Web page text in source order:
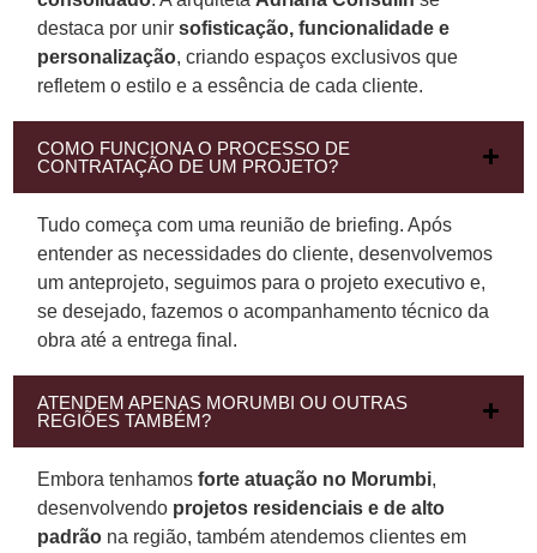
destaca por unir sofisticação, funcionalidade e
personalização, criando espaços exclusivos que
refletem o estilo e a essência de cada cliente.
COMO FUNCIONA O PROCESSO DE
CONTRATAÇÃO DE UM PROJETO?
Tudo começa com uma reunião de briefing. Após
entender as necessidades do cliente, desenvolvemos
um anteprojeto, seguimos para o projeto executivo e,
se desejado, fazemos o acompanhamento técnico da
obra até a entrega final.
ATENDEM APENAS MORUMBI OU OUTRAS
REGIÕES TAMBÉM?
Embora tenhamos forte atuação no Morumbi,
desenvolvendo projetos residenciais e de alto
padrão na região, também atendemos clientes em